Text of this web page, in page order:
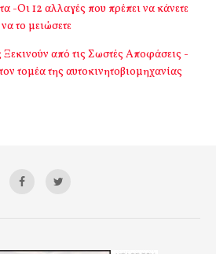
-Οι 12 αλλαγές που πρέπει να κάνετε
το μειώσετε
Ξεκινούν από τις Σωστές Αποφάσεις -
τομέα της αυτοκινητοβιομηχανίας